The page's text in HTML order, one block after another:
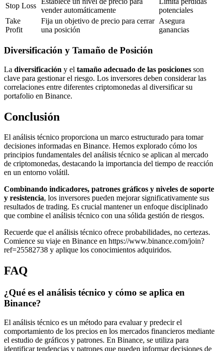
Stop Loss
vender automáticamente
potenciales
Take
Profit
Fija un objetivo de precio para cerrar
una posición
Asegura
ganancias
Diversificación y Tamaño de Posición
La diversificación y el tamaño adecuado de las posiciones son
clave para gestionar el riesgo. Los inversores deben considerar las
correlaciones entre diferentes criptomonedas al diversificar su
portafolio en Binance.
Conclusión
El análisis técnico proporciona un marco estructurado para tomar
decisiones informadas en Binance. Hemos explorado cómo los
principios fundamentales del análisis técnico se aplican al mercado
de criptomonedas, destacando la importancia del tiempo de reacción
en un entorno volátil.
Combinando indicadores, patrones gráficos y niveles de soporte
y resistencia, los inversores pueden mejorar significativamente sus
resultados de trading. Es crucial mantener un enfoque disciplinado
que combine el análisis técnico con una sólida gestión de riesgos.
Recuerde que el análisis técnico ofrece probabilidades, no certezas.
Comience su viaje en Binance en https://www.binance.com/join?
ref=25582738 y aplique los conocimientos adquiridos.
FAQ
¿Qué es el análisis técnico y cómo se aplica en
Binance?
El análisis técnico es un método para evaluar y predecir el
comportamiento de los precios en los mercados financieros mediante
el estudio de gráficos y patrones. En Binance, se utiliza para
identificar tendencias y patrones que pueden informar decisiones de